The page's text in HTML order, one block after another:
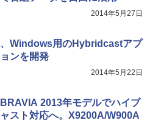
2014年5月27日
、Windows用のHybridcastアプ
ンを開発
2014年5月22日
2013年モデルでハイブ
スト対応へ。X9200A/W900A